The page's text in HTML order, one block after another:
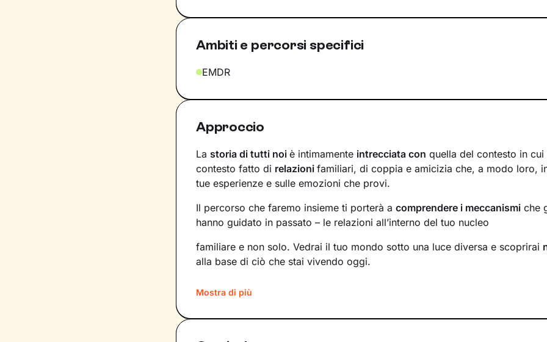
Ambiti e percorsi specifici
EMDR
Approccio
La storia di tutti noi è intimamente intrecciata con quella del contesto in
contesto fatto di relazioni familiari, di coppia e amicizia che, a modo loro,
tue esperienze e sulle emozioni che provi.
Il percorso che faremo insieme ti porterà a comprendere i meccanismi che
hanno guidato in passato – le relazioni all’interno del tuo nucleo
familiare e non solo. Vedrai il tuo mondo sotto una luce diversa e scoprirai
alla base di ciò che stai vivendo oggi.
Imparerai a trasformare alcuni elementi che non ti rappresentano più e
competenze e potenzialità
nuove strade da percorrere, un passo dopo l’altro, verso ilcambiamento
Mostra di più